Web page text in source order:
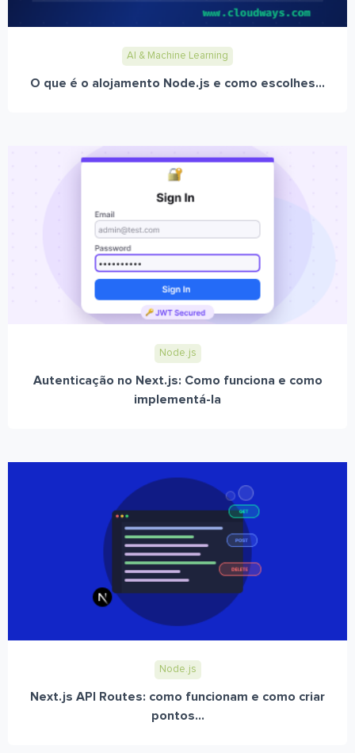
AI & Machine Learning
O que é o alojamento Node.js e como escolhes...
Node.js
Autenticação no Next.js: Como funciona e como
implementá-la
Node.js
Next.js API Routes: como funcionam e como criar
pontos...